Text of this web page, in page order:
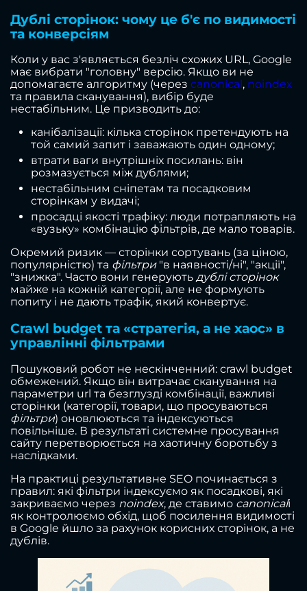
Дублі сторінок: чому це б'є по видимості
та конверсіям
Коли у вас з'являється безліч схожих URL, Google
має вибрати "головну" версію. Якщо ви не
допомагаєте алгоритму (через canonical , noindex
та правила сканування), вибір буде
нестабільним. Це призводить до:
канібалізації: кілька сторінок претендують на
той самий запит і заважають один одному;
втрати ваги внутрішніх посилань: він
розмазується між дублями;
нестабільним сніпетам та посадковим
сторінкам у видачі;
просадці якості трафіку: люди потрапляють на
«вузьку» комбінацію фільтрів, де мало товарів.
Окремий ризик — сторінки сортувань (за ціною,
популярністю) та фільтри"в наявності/ні", "акції",
"знижка". Часто вони генерують дублі сторінок
майже на кожній категорії, але не формують
попиту і не дають трафік, який конвертує.
Crawl budget та «стратегія, а не хаос» в
управлінні фільтрами
Пошуковий робот не нескінченний: crawl budget
обмежений. Якщо він витрачає сканування на
параметри url та безглузді комбінації, важливі
сторінки (категорії, товари, що просуваються
фільтри) оновлюються та індексуються
повільніше. В результаті системне просування
сайту перетворюється на хаотичну боротьбу з
наслідками.
На практиці результативне SEO починається з
правил: які фільтри індексуємо як посадкові, які
закриваємо через noindex, де ставимо canonicalі
як контролюємо обхід, щоб посилення видимості
в Google йшло за рахунок корисних сторінок, а не
дублів.